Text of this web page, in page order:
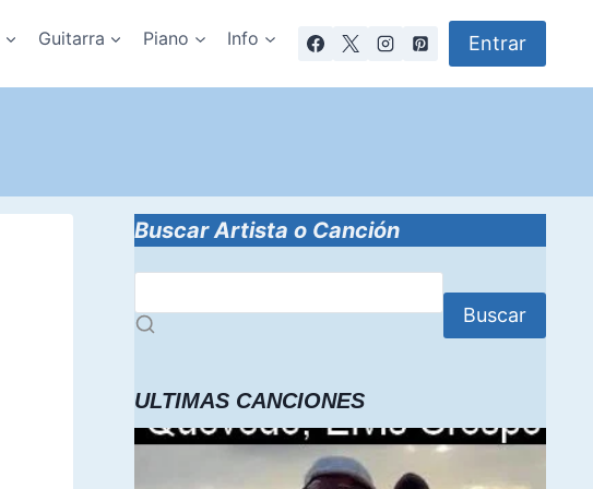
Guitarra Piano Info Entrar
Buscar Artista o Canción
Buscar
ULTIMAS CANCIONES